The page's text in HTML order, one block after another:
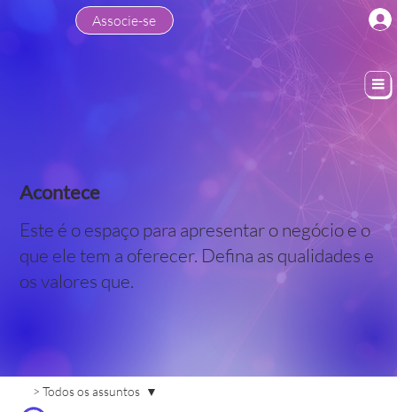
Associe-se
Acontece
Este é o espaço para apresentar o negócio e o
que ele tem a oferecer. Defina as qualidades e
os valores que.
> Todos os assuntos